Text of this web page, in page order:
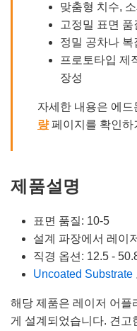
맞춤형 치수,
고정밀 표면 품
정밀 공차나 복
프로토타입 제
장성
자세한 내용은 에드
량페이지를 확인하
제품설명
표면 품질: 10-5
설계 파장에서 레이
직경 옵션: 12.5 -
Uncoated Substrate
해당 제품은 레이저 어플
게 설계되었습니다. 견고